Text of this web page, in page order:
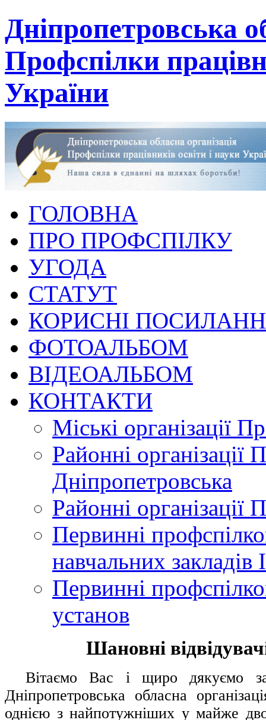
Дніпропетровська
Профспілки
України
ГОЛОВНА
ПРО ПРОФСПІЛКУ
УГОДА
СТАТУТ
КОРИСНІ
ФОТОАЛЬБОМ
ВІДЕОАЛЬБОМ
КОНТАКТИ
Міські організації
Районні організації
Дніпропетровська
Районні організації
Первинні
навчальних закладів
Первинні
установ
Шановні
Вітаємо Вас і щиро дякуємо за
Дніпропетровська обласна
однією з найпотужніших у майже